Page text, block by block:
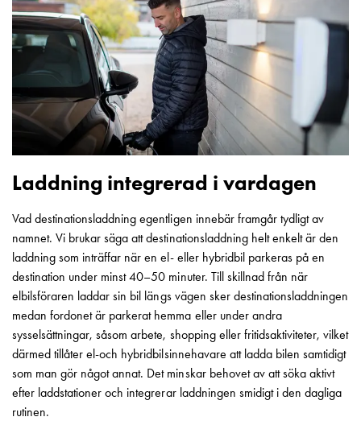
elbilsladdning
En
guide
elbilsladdning
För
proffs
Om
Nyheter
Hållbarhet
ISO
certifikat
Media
Karriär
Lediga
tjänster
Intresseanmälan
Laddning integrerad i vardagen
Vad destinationsladdning egentligen innebär framgår tydligt av
namnet. Vi brukar säga att destinationsladdning helt enkelt är den
laddning som inträffar när en el- eller hybridbil parkeras på en
destination under minst 40–50 minuter. Till skillnad från när
elbilsföraren laddar sin bil längs vägen sker destinationsladdningen
medan fordonet är parkerat hemma eller under andra
sysselsättningar, såsom arbete, shopping eller fritidsaktiviteter, vilket
därmed tillåter el-och hybridbilsinnehavare att ladda bilen samtidigt
som man gör något annat. Det minskar behovet av att söka aktivt
efter laddstationer och integrerar laddningen smidigt i den dagliga
rutinen.